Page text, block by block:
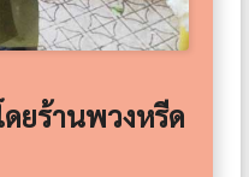
ยร้านพวงหรีด